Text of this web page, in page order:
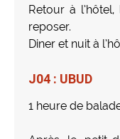
Retour à
reposer.
Diner et nuit à
J04 : UBUD
1 heure de